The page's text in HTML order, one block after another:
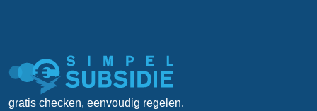
gratis checken, eenvoudig regelen.